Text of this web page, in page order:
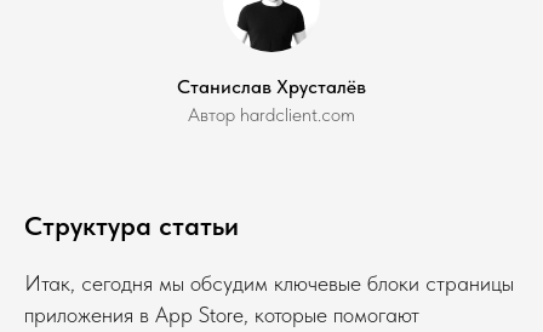
Станислав Хрусталёв
Автор hardclient.com
Структура статьи
Итак, сегодня мы обсудим ключевые блоки страницы
приложения в App Store, которые помогают